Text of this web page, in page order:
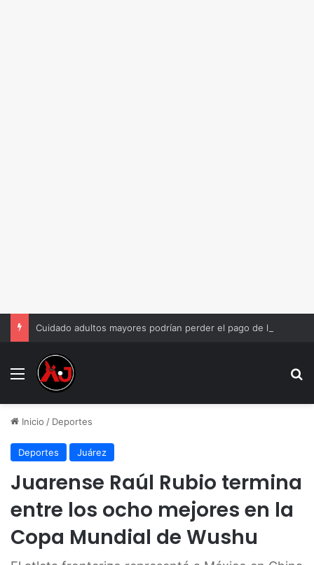
Menu
Inicio / Deportes
Deportes Juárez
Juarense Raúl Rubio termina
entre los ocho mejores en la
Copa Mundial de Wushu